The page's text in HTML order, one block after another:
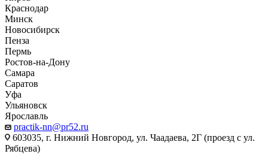
Краснодар
Минск
Новосибирск
Пенза
Пермь
Ростов-на-Дону
Самара
Саратов
Уфа
Ульяновск
Ярославль
practik-nn@pr52.ru
603035, г. Нижний Новгород, ул. Чаадаева, 2Г (проезд с ул.
Рябцева)